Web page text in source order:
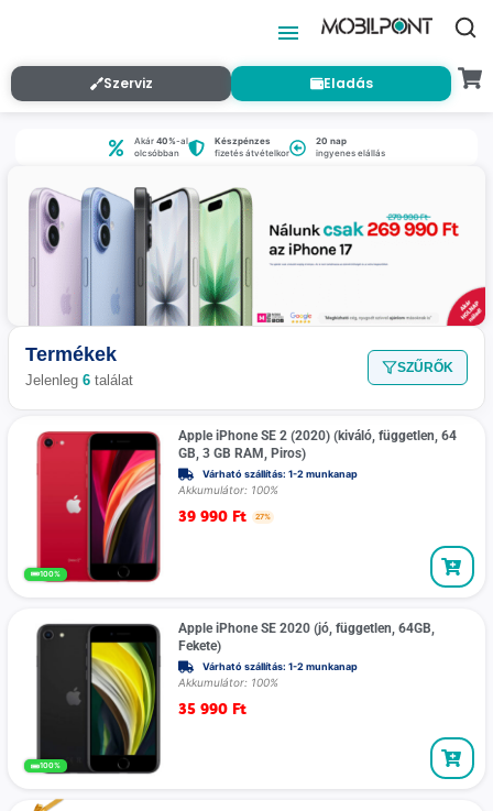
Szerviz Eladás
Akár40%-al
olcsóbban
Készpénzes
fizetés átvételkor
20 nap
ingyenes elállás
Termékek
Jelenleg 6 találat
SZŰRŐK
100%
Apple iPhone SE 2 (2020) (kiváló, független, 64
GB, 3 GB RAM, Piros)
Várható szállítás: 1-2 munkanap
Akkumulátor: 100%
39 990 Ft 27%
100%
Apple iPhone SE 2020 (jó, független, 64GB,
Fekete)
Várható szállítás: 1-2 munkanap
Akkumulátor: 100%
35 990 Ft